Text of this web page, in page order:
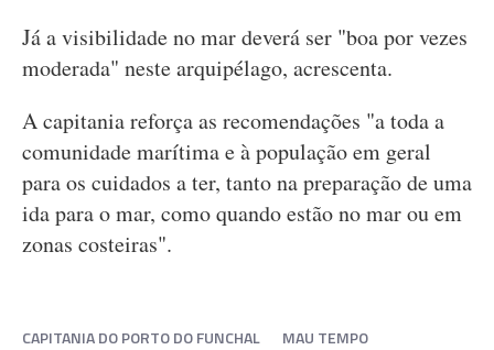
Já a visibilidade no mar deverá ser "boa por vezes
moderada" neste arquipélago, acrescenta.
A capitania reforça as recomendações "a toda a
comunidade marítima e à população em geral
para os cuidados a ter, tanto na preparação de uma
ida para o mar, como quando estão no mar ou em
zonas costeiras".
CAPITANIA DO PORTO DO FUNCHAL
MAU TEMPO